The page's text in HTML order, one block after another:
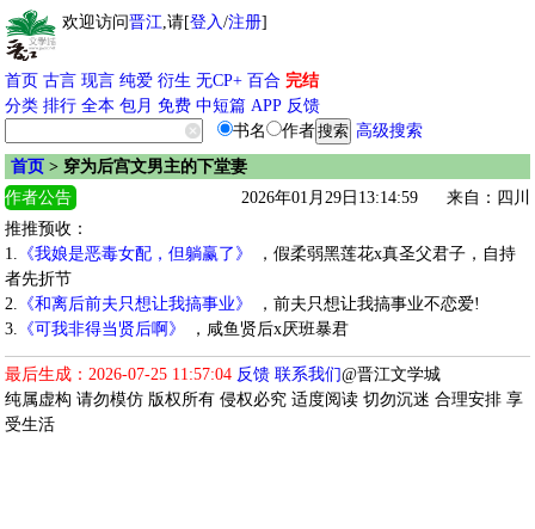
欢迎访问晋江,请[登入/注册]
首页 古言 现言 纯爱 衍生 无CP+ 百合 完结
分类 排行 全本 包月 免费 中短篇 APP 反馈
书名
作者
高级搜索
首页 > 穿为后宫文男主的下堂妻
作者公告
2026年01月29日13:14:59
来自：四川
推推预收：
1. 《我娘是恶毒女配，但躺赢了》
，假柔弱黑莲花x真圣父君子，自持
者先折节
2. 《和离后前夫只想让我搞事业》
，前夫只想让我搞事业不恋爱!
3. 《可我非得当贤后啊》 ，咸鱼贤后x厌班暴君
最后生成：2026-07-25 11:57:04 反馈 联系我们@晋江文学城
纯属虚构 请勿模仿 版权所有 侵权必究 适度阅读 切勿沉迷 合理安排 享
受生活